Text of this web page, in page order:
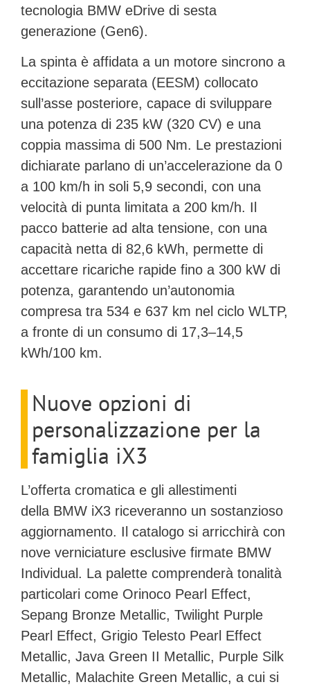
tecnologia BMW eDrive di sesta
generazione (Gen6).
La spinta è affidata a un motore sincrono a
eccitazione separata (EESM) collocato
sull’asse posteriore, capace di sviluppare
una potenza di 235 kW (320 CV) e una
coppia massima di 500 Nm. Le prestazioni
dichiarate parlano di un’accelerazione da 0
a 100 km/h in soli 5,9 secondi, con una
velocità di punta limitata a 200 km/h. Il
pacco batterie ad alta tensione, con una
capacità netta di 82,6 kWh, permette di
accettare ricariche rapide fino a 300 kW di
potenza, garantendo un’autonomia
compresa tra 534 e 637 km nel ciclo WLTP,
a fronte di un consumo di 17,3–14,5
kWh/100 km.
Nuove opzioni di
personalizzazione per la
famiglia iX3
L’offerta cromatica e gli allestimenti
della BMW iX3 riceveranno un sostanzioso
aggiornamento. Il catalogo si arricchirà con
nove verniciature esclusive firmate BMW
Individual . La palette comprenderà tonalità
particolari come Orinoco Pearl Effect,
Sepang Bronze Metallic, Twilight Purple
Pearl Effect, Grigio Telesto Pearl Effect
Metallic, Java Green II Metallic, Purple Silk
Metallic, Malachite Green Metallic, a cui si